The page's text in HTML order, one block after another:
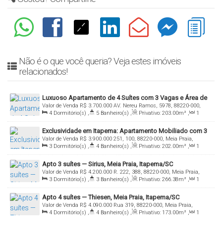
Não é o que você queria? Veja estes imóveis
relacionados!
Luxuoso Apartamento de 4 Suítes com 3 Vagas e Área de
Lazer Completa no Shanghai Tower
R$ 3.700.000
Valor de Venda
AV. Nereu Ramos, 5978, 88220-000,
Meia Praia, Itapema, Santa Catarina, Brasil
4 Dormitório(s) , 5 Banheiro(s) , Privativo: 203.00m² ,
1
Sala(s) , 4 Suíte(s) , Total: 203.00m²
Exclusividade em Itapema: Apartamento Mobiliado com 3
Suítes, Área Gourmet e Lazer Completo
R$ 3.900.000
Valor de Venda
251, 100, 88220-000, Meia Praia,
Itapema, Santa Catarina, Brasil
3 Dormitório(s) , 4 Banheiro(s) , Privativo: 202.00m² ,
1
Sala(s) , 3 Suíte(s) , Total: 202.00m² , 2 Vaga(s)
Apto 3 suítes — Sirius, Meia Praia, Itapema/SC
R$ 4.200.000
Valor de Venda
R. 222, 388, 88220-000, Meia Praia,
Itapema, Santa Catarina, Brasil
3 Dormitório(s) , 3 Banheiro(s) , Privativo: 266.38m² ,
1
Sala(s) , 3 Suíte(s) , 4 Vaga(s)
Apto 4 suítes — Thiesen, Meia Praia, Itapema/SC
R$ 4.090.000
Valor de Venda
Rua 319, 88220-000, Meia Praia,
Itapema, Santa Catarina, Brasil
4 Dormitório(s) , 4 Banheiro(s) , Privativo: 173.00m² ,
1